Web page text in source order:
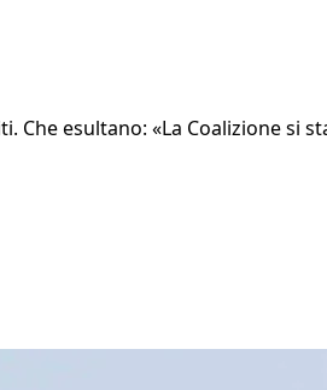
Che esultano: «La Coalizione si